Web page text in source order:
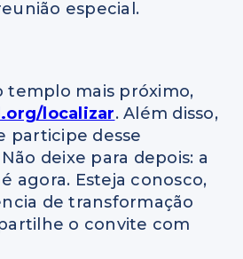
especial.
templo mais próximo,
localizar. Além disso,
participe desse
deixe para depois: a
agora. Esteja conosco,
de transformação
o convite com